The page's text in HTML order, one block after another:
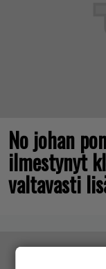
No johan
ilmestynyt
valtavasti